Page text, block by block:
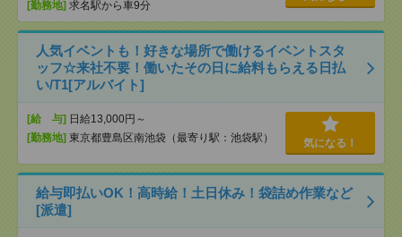
[勤務地] 求名駅から車9分
人気イベントも！好きな場所で働けるイベントスタ
ッフ☆来社不要！働いたその日に給料もらえる日払
い/T1[アルバイト]
[給 与] 日給13,000円～
[勤務地] 東京都豊島区南池袋（最寄り駅：池袋駅） 気になる！
給与即払いOK！高時給！土日休み！袋詰め作業など
[派遣]